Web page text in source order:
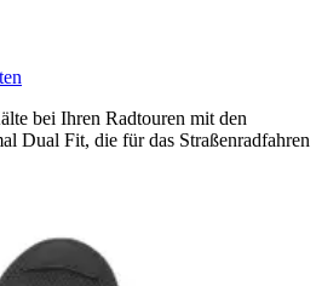
bei Ihren Radtouren mit den
Dual Fit, die für das Straßenradfahren